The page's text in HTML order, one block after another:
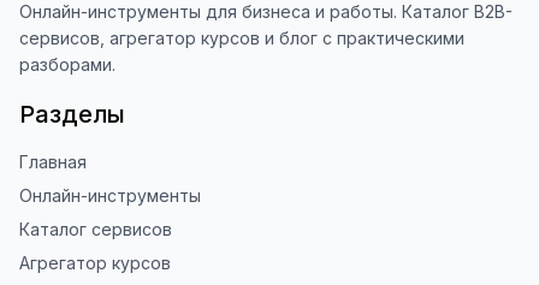
Благодарю за доверие и
использование ToolFox! 🚀
Онлайн-инструменты для бизнеса и работы. Каталог B2B-
сервисов, агрегатор курсов и блог с практическими
разборами.
Разделы
Главная
Онлайн-инструменты
Каталог сервисов
Агрегатор курсов